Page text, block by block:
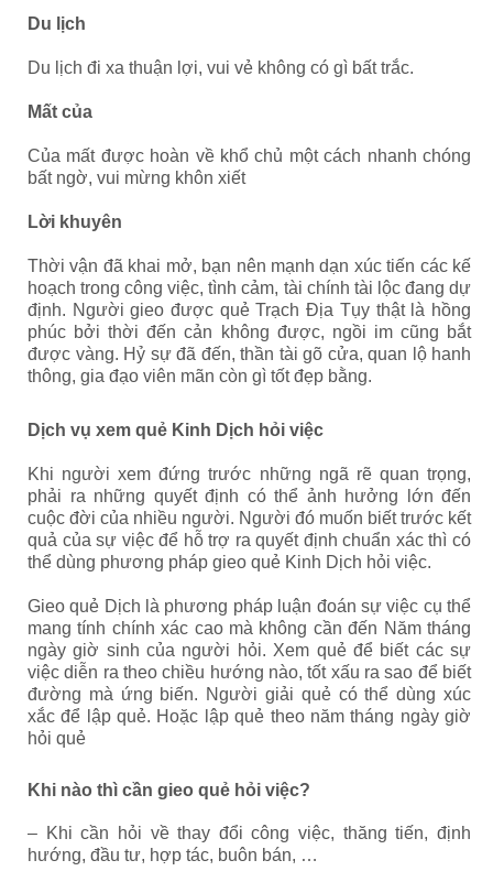
Du lịch
Du lịch đi xa thuận lợi, vui vẻ không có gì bất trắc.
Mất của
Của mất được hoàn về khổ chủ một cách nhanh chóng
bất ngờ, vui mừng khôn xiết
Lời khuyên
Thời vận đã khai mở, bạn nên mạnh dạn xúc tiến các kế
hoạch trong công việc, tình cảm, tài chính tài lộc đang dự
định. Người gieo được quẻ Trạch Địa Tụy thật là hồng
phúc bởi thời đến cản không được, ngồi im cũng bắt
được vàng. Hỷ sự đã đến, thần tài gõ cửa, quan lộ hanh
thông, gia đạo viên mãn còn gì tốt đẹp bằng.
Dịch vụ xem quẻ Kinh Dịch hỏi việc
Khi người xem đứng trước những ngã rẽ quan trọng,
phải ra những quyết định có thể ảnh hưởng lớn đến
cuộc đời của nhiều người. Người đó muốn biết trước kết
quả của sự việc để hỗ trợ ra quyết định chuẩn xác thì có
thể dùng phương pháp gieo quẻ Kinh Dịch hỏi việc.
Gieo quẻ Dịch là phương pháp luận đoán sự việc cụ thể
mang tính chính xác cao mà không cần đến Năm tháng
ngày giờ sinh của người hỏi. Xem quẻ để biết các sự
việc diễn ra theo chiều hướng nào, tốt xấu ra sao để biết
đường mà ứng biến. Người giải quẻ có thể dùng xúc
xắc để lập quẻ. Hoặc lập quẻ theo năm tháng ngày giờ
hỏi quẻ
Khi nào thì cần gieo quẻ hỏi việc?
– Khi cần hỏi về thay đổi công việc, thăng tiến, định
hướng, đầu tư, hợp tác, buôn bán, …